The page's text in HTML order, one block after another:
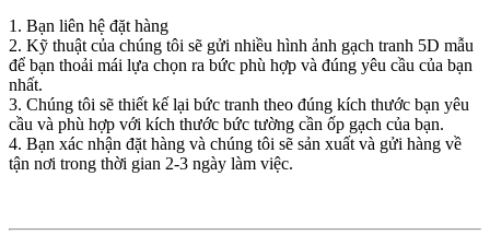
1. Bạn liên hệ đặt hàng
2. Kỹ thuật của chúng tôi sẽ gửi nhiều hình ảnh gạch tranh 5D mẫu
để bạn thoải mái lựa chọn ra bức phù hợp và đúng yêu cầu của bạn
nhất.
3. Chúng tôi sẽ thiết kế lại bức tranh theo đúng kích thước bạn yêu
cầu và phù hợp với kích thước bức tường cần ốp gạch của bạn.
4. Bạn xác nhận đặt hàng và chúng tôi sẽ sản xuất và gửi hàng về
tận nơi trong thời gian 2-3 ngày làm việc.